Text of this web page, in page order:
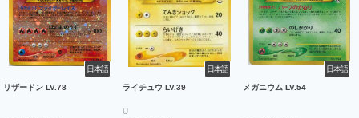
日本語
リザードン LV.78
日本語
ライチュウ LV.39
U
日本語
メガニウム LV.54